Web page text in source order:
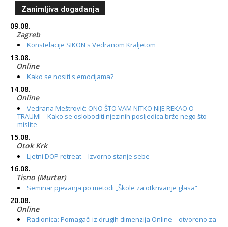
Zanimljiva događanja
09.08.
Zagreb
Konstelacije SIKON s Vedranom Kraljetom
13.08.
Online
Kako se nositi s emocijama?
14.08.
Online
Vedrana Meštrović: ONO ŠTO VAM NITKO NIJE REKAO O
TRAUMI – Kako se osloboditi njezinih posljedica brže nego što
mislite
15.08.
Otok Krk
Ljetni DOP retreat – Izvorno stanje sebe
16.08.
Tisno (Murter)
Seminar pjevanja po metodi „Škole za otkrivanje glasa“
20.08.
Online
Radionica: Pomagači iz drugih dimenzija Online – otvoreno za